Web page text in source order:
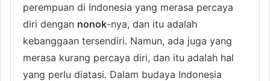
perempuan di Indonesia yang merasa percaya
diri dengan nonok-nya, dan itu adalah
kebanggaan tersendiri. Namun, ada juga yang
merasa kurang percaya diri, dan itu adalah hal
yang perlu diatasi. Dalam budaya Indonesia